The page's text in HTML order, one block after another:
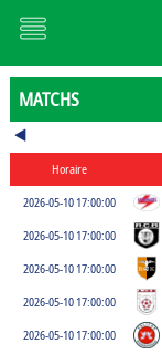
MATCHS
Horaire
2026-05-10 17:00:00
2026-05-10 17:00:00
2026-05-10 17:00:00
2026-05-10 17:00:00
2026-05-10 17:00:00